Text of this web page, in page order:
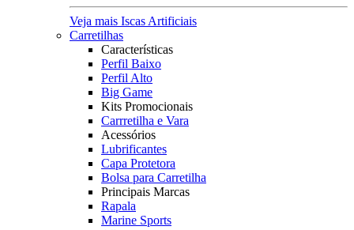
Veja mais Iscas Artificiais
Carretilhas
Características
Perfil Baixo
Perfil Alto
Big Game
Kits Promocionais
Carrretilha e Vara
Acessórios
Lubrificantes
Capa Protetora
Bolsa para Carretilha
Principais Marcas
Rapala
Marine Sports